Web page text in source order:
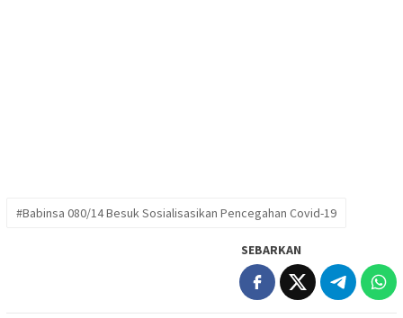
#Babinsa 080/14 Besuk Sosialisasikan Pencegahan Covid-19
SEBARKAN